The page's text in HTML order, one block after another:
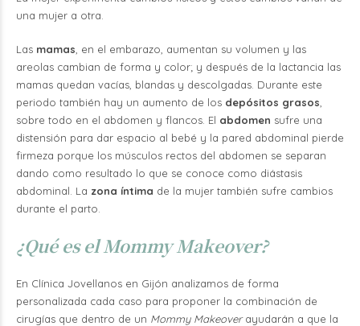
una mujer a otra.
Las mamas , en el embarazo, aumentan su volumen y las
areolas cambian de forma y color; y después de la lactancia las
mamas quedan vacías, blandas y descolgadas. Durante este
periodo también hay un aumento de los depósitos grasos
sobre todo en el abdomen y flancos. El abdomen sufre una
distensión para dar espacio al bebé y la pared abdominal pierde
firmeza porque los músculos rectos del abdomen se separan
dando como resultado lo que se conoce como diástasis
abdominal. La zona íntima de la mujer también sufre cambios
durante el parto.
¿Qué es el Mommy Makeover?
En Clínica Jovellanos en Gijón analizamos de forma
personalizada cada caso para proponer la combinación de
cirugías que dentro de un Mommy Makeoverayudarán a que la